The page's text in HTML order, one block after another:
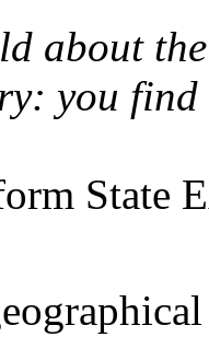
about
you find
State